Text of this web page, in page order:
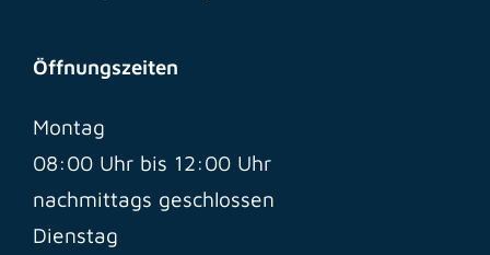
Öffnungszeiten
Montag
08:00 Uhr bis 12:00 Uhr
nachmittags geschlossen
Dienstag